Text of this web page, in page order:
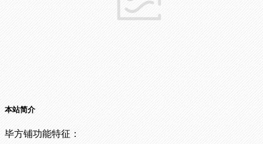
本站简介
毕方铺功能特征：